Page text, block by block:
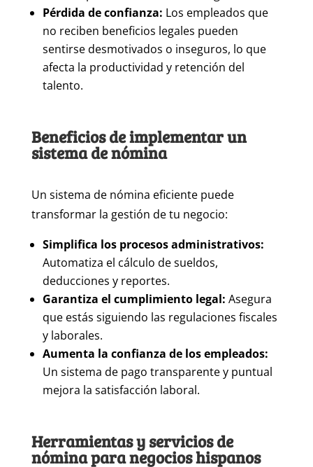
Pérdida de confianza: Los empleados que
no reciben beneficios legales pueden
sentirse desmotivados o inseguros, lo que
afecta la productividad y retención del
talento.
Beneficios de implementar un
sistema de nómina
Un sistema de nómina eficiente puede
transformar la gestión de tu negocio:
Simplifica los procesos administrativos:
Automatiza el cálculo de sueldos,
deducciones y reportes.
Garantiza el cumplimiento legal: Asegura
que estás siguiendo las regulaciones fiscales
y laborales.
Aumenta la confianza de los empleados:
Un sistema de pago transparente y puntual
mejora la satisfacción laboral.
Herramientas y servicios de
nómina para negocios hispanos